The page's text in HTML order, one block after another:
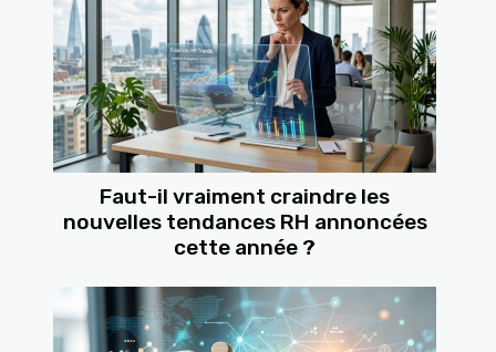
Faut-il vraiment craindre les
nouvelles tendances RH annoncées
cette année ?